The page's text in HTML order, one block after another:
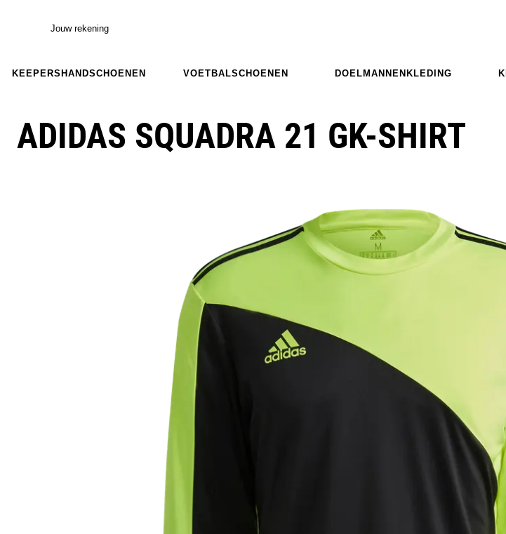
Jouw rekening
KEEPERSHANDSCHOENEN VOETBALSCHOENEN DOELMANNENKLEDING
ADIDAS SQUADRA 21 GK-SHIRT